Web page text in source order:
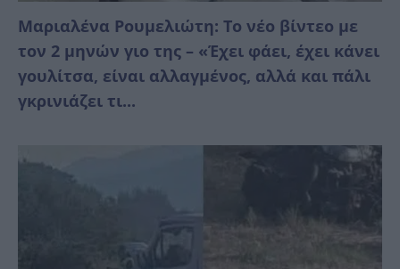
Μαριαλένα Ρουμελιώτη: Το νέο βίντεο με
τον 2 μηνών γιο της – «Έχει φάει, έχει κάνει
γουλίτσα, είναι αλλαγμένος, αλλά και πάλι
γκρινιάζει τι...